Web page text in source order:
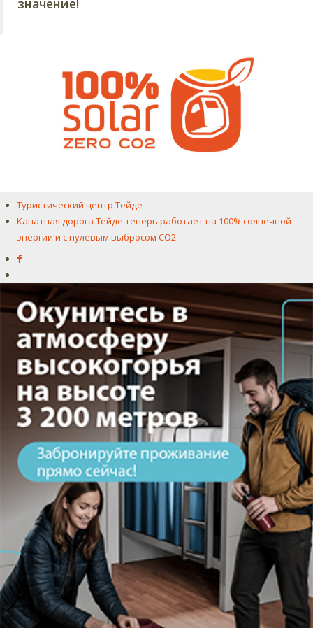
Туристический центр Тейде
Канатная дорога Тейде теперь работает на 100% солнечной
энергии и с нулевым выбросом CO2
значение!